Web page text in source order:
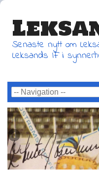
Senaste nytt om
Leksands IF i